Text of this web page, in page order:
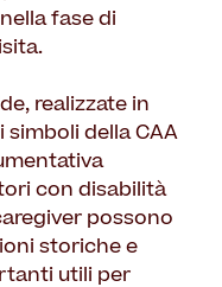
fase di
realizzate in
simboli della CAA
con disabilità
possono
storiche e
utili per